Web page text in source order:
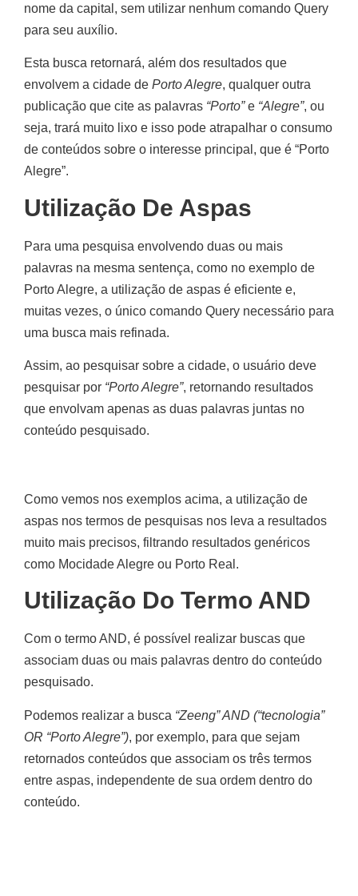
nome da capital, sem utilizar nenhum comando Query
para seu auxílio.
Esta busca retornará, além dos resultados que
envolvem a cidade de Porto Alegre, qualquer outra
publicação que cite as palavras “Porto”e “Alegre”, ou
seja, trará muito lixo e isso pode atrapalhar o consumo
de conteúdos sobre o interesse principal, que é “Porto
Alegre”.
Utilização De Aspas
Para uma pesquisa envolvendo duas ou mais
palavras na mesma sentença, como no exemplo de
Porto Alegre, a utilização de aspas é eficiente e,
muitas vezes, o único comando Query necessário para
uma busca mais refinada.
Assim, ao pesquisar sobre a cidade, o usuário deve
pesquisar por “Porto Alegre”, retornando resultados
que envolvam apenas as duas palavras juntas no
conteúdo pesquisado.
Como vemos nos exemplos acima, a utilização de
aspas nos termos de pesquisas nos leva a resultados
muito mais precisos, filtrando resultados genéricos
como Mocidade Alegre ou Porto Real.
Utilização Do Termo AND
Com o termo AND, é possível realizar buscas que
associam duas ou mais palavras dentro do conteúdo
pesquisado.
Podemos realizar a busca “Zeeng” AND (“tecnologia”
OR “Porto Alegre”), por exemplo, para que sejam
retornados conteúdos que associam os três termos
entre aspas, independente de sua ordem dentro do
conteúdo.